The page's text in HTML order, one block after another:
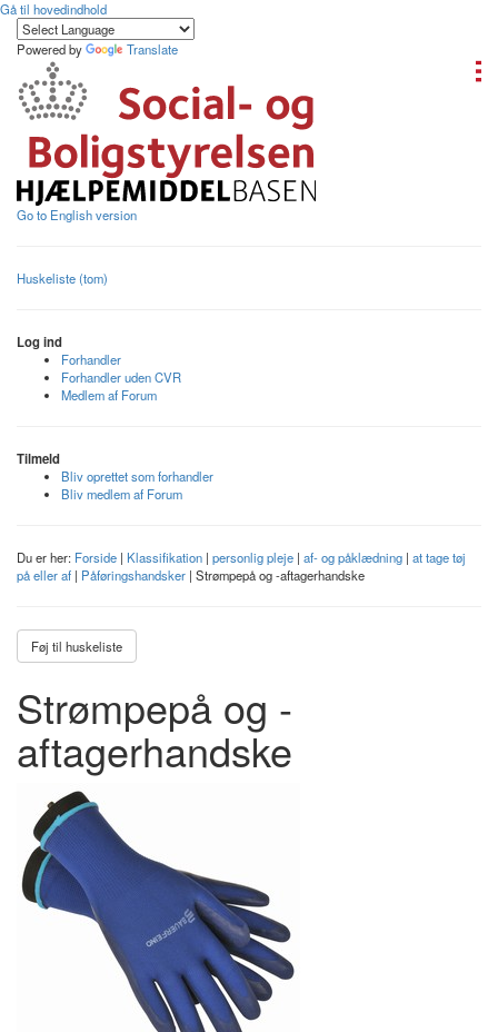
Gå til hovedindhold
Powered by Translate
Go to English version
Huskeliste (tom)
Log ind
Forhandler
Forhandler uden CVR
Medlem af Forum
Tilmeld
Bliv oprettet som forhandler
Bliv medlem af Forum
Du er her: Forside | Klassifikation | personlig pleje | af- og påklædning | at tage tøj
på eller af | Påføringshandsker | Strømpepå og -aftagerhandske
Føj til huskeliste
Strømpepå og -
aftagerhandske